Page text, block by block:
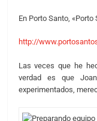
En Porto Santo, «Porto
http://
Las veces que he
verdad es que
experimentados,